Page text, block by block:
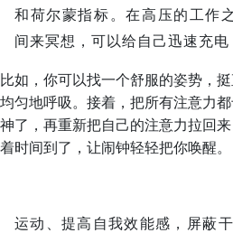
和荷尔蒙指标。在高压的工作
间来冥想，可以给自己迅速充电
比如，你可以找一个舒服的姿势，
均匀地呼吸。接着，把所有注意力
神了，再重新把自己的注意力拉回
着时间到了，让闹钟轻轻把你唤醒。
运动、提高自我效能感，屏蔽